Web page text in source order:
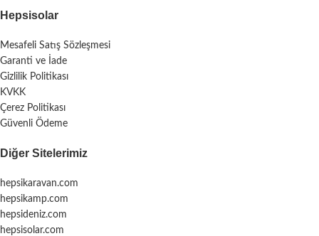
Hepsisolar
Mesafeli Satış Sözleşmesi
Garanti ve İade
Gizlilik Politikası
KVKK
Çerez Politikası
Güvenli Ödeme
Diğer Sitelerimiz
hepsikaravan.com
hepsikamp.com
hepsideniz.com
hepsisolar.com